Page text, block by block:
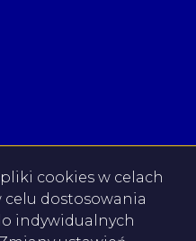
cookies w celach
celu dostosowania
indywidualnych